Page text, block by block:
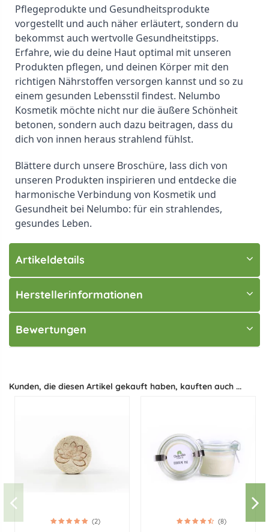
Pflegeprodukte und Gesundheitsprodukte
vorgestellt und auch näher erläutert, sondern du
bekommst auch wertvolle Gesundheitstipps.
Erfahre, wie du deine Haut optimal mit unseren
Produkten pflegen, und deinen Körper mit den
richtigen Nährstoffen versorgen kannst und so zu
einem gesunden Lebensstil findest. Nelumbo
Kosmetik möchte nicht nur die äußere Schönheit
betonen, sondern auch dazu beitragen, dass du
dich von innen heraus strahlend fühlst.
Blättere durch unsere Broschüre, lass dich von
unseren Produkten inspirieren und entdecke die
harmonische Verbindung von Kosmetik und
Gesundheit bei Nelumbo: für ein strahlendes,
gesundes Leben.
Artikeldetails
Herstellerinformationen
Bewertungen
Kunden, die diesen Artikel gekauft haben, kauften auch ...
(2) (8)